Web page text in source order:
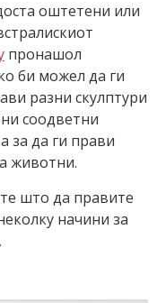
оштетени или
пронашол
би можел да ги
разни скулптури
соодветни
за да ги прави
животни.
што да правите
начини за